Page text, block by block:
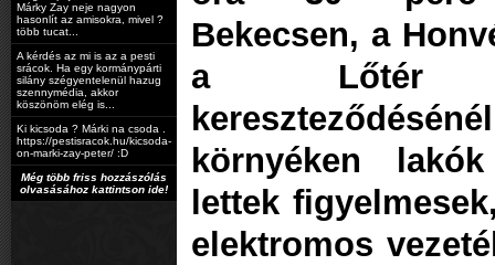
Márky Zay neje nagyon
hasonlít az amisokra, mivel ?
több tucat...
A kérdés az mi is az a pesti
srácok. Ha egy kormánypárti
silány szégyentelenül hazug
szennymédia, akkor
köszönöm elég is...
Ki kicsoda ? Márki na csoda .
https://pestisracok.hu/kicsoda-
on-marki-zay-peter/ :D
Még több friss hozzászólás
olvasásához kattintson ide!
Bekecsen, a
a Lőtér
környéken
lettek
elektromos